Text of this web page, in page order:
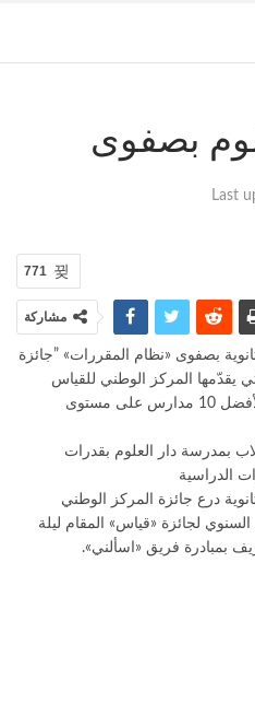
بصفوى
Last
771
مشاركة
بصفوى «نظام المقررات» ”جائزة
يقدّمها المركز الوطني للقياس
والتقويم في التعليم العالي لأفضل 10 مدارس على مستوى
بمدرسة دار العلوم بقدرات
الدراسية
درع جائزة المركز الوطني
لجائزة «قياس» المقام ليلة
بمبادرة فريق «اسألني».